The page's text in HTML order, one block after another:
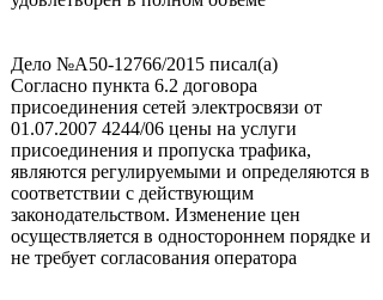
Дело №А50-12766/2015 писал(а)
Согласно пункта 6.2 договора
присоединения сетей электросвязи от
01.07.2007 4244/06 цены на услуги
присоединения и пропуска трафика,
являются регулируемыми и определяются в
соответствии с действующим
законодательством. Изменение цен
осуществляется в одностороннем порядке и
не требует согласования оператора